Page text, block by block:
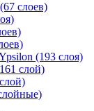
слоев)
(193 слоя)
слой)